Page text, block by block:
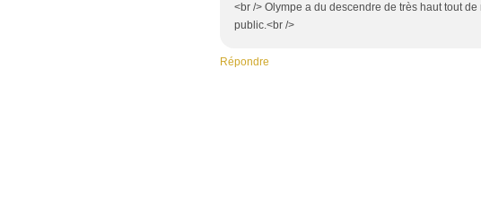
<br /> Olympe a du descendre de très haut tout
public.<br />
Répondre